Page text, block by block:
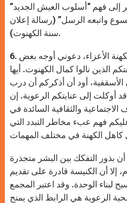
فهم “أسلوب العيش الجديد”
واتبعه الرسل” (رسالة إعلان
سنة الكهنوت).
6. مهمة الأساقفة. أيها الكهنة الأعزاء، دعوني أوجه بعض
الذين نالوا كمال الكهنوت. أيها
الأسقفية، أود أن أذكركم أن درب
أوكلت إلى عنايتكم الرعوية. إن
والثقافية السائدة في
فهم عبء مخاطر التبدد التي
أن بذور التفكك بين البشر متجذرة
إلا أن الكنيسة قادرة على تقديم
لبناء الوحدة. وقد اعتبر المجمع
الرعوية هي الرابط الذي يمنح